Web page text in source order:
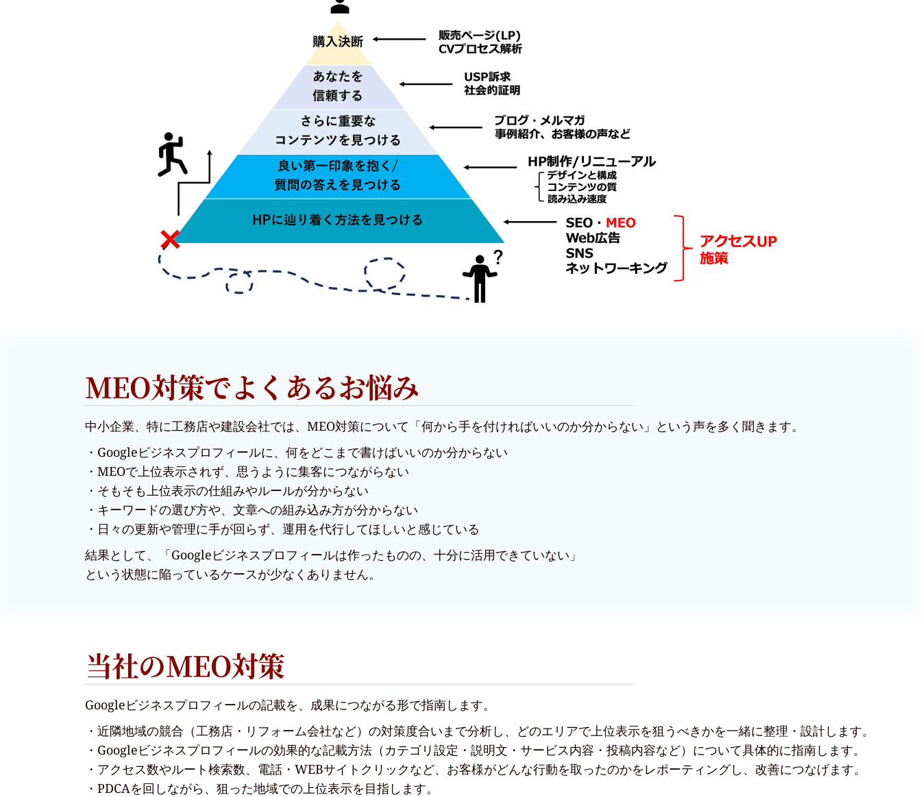
MEO対策でよくあるお悩み
中小企業、特に工務店や建設会社では、MEO対策について「何から手を付ければいいのか分からない」という声を多く聞きます。
Googleビジネスプロフィールに、何をどこまで書けばいいのか分からない
MEOで上位表示されず、思うように集客につながらない
そもそも上位表示の仕組みやルールが分からない
キーワードの選び方や、文章への組み込み方が分からない
日々の更新や管理に手が回らず、運用を代行してほしいと感じている
結果として、「Googleビジネスプロフィールは作ったものの、十分に活用できていない」
という状態に陥っているケースが少なくありません。
当社のMEO対策
Googleビジネスプロフィールの記載を、成果につながる形で指南します。
近隣地域の競合（工務店・リフォーム会社など）の対策度合いまで分析し、どのエリアで上位表示を狙うべきかを一緒に整理・設計します。
Googleビジネスプロフィールの効果的な記載方法（カテゴリ設定・説明文・サービス内容・投稿内容など）について具体的に指南します。
アクセス数やルート検索数、電話・WEBサイトクリックなど、お客様がどんな行動を取ったのかをレポーティングし、改善につなげます。
PDCAを回しながら、狙った地域での上位表示を目指します。